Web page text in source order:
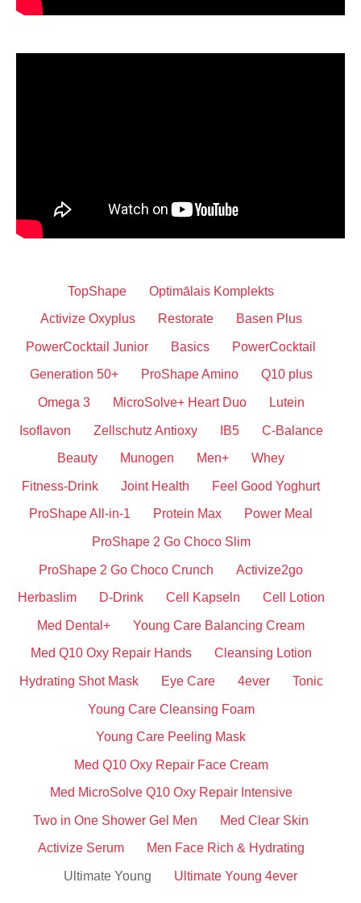
TopShape Optimālais Komplekts
Activize Oxyplus Restorate Basen Plus
PowerCocktail Junior Basics PowerCocktail
Generation 50+ ProShape Amino Q10 plus
Omega 3 MicroSolve+ Heart Duo Lutein
Isoflavon Zellschutz Antioxy IB5 C-Balance
Beauty Munogen Men+ Whey
Fitness-Drink Joint Health Feel Good Yoghurt
ProShape All-in-1 Protein Max Power Meal
ProShape 2 Go Choco Slim
ProShape 2 Go Choco Crunch Activize2go
Herbaslim D-Drink Cell Kapseln Cell Lotion
Med Dental+ Young Care Balancing Cream
Med Q10 Oxy Repair Hands Cleansing Lotion
Hydrating Shot Mask Eye Care 4ever Tonic
Young Care Cleansing Foam
Young Care Peeling Mask
Med Q10 Oxy Repair Face Cream
Med MicroSolve Q10 Oxy Repair Intensive
Two in One Shower Gel Men Med Clear Skin
Activize Serum Men Face Rich & Hydrating
Ultimate Young Ultimate Young 4ever